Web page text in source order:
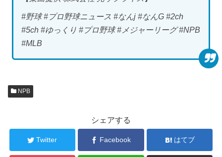
#野球 #プロ野球ニュース #なんj #なんG #2ch
#5ch #ゆっくり #プロ野球 #メジャーリーグ #NPB
#MLB
NPB
シェアする
Twitter Facebook はてブ